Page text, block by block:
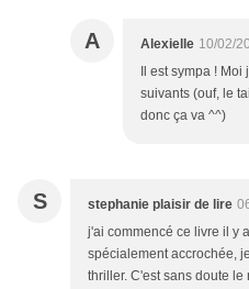
A Alexielle 10/02/
Il est sympa !
suivants (ouf, le
donc ça va ^^)
S stephanie plaisir de lire
j'ai commencé ce livre il y
spécialement accrochée,
thriller. C'est sans doute